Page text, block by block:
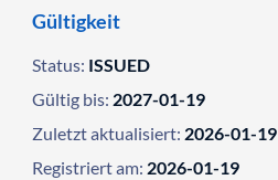
Gültigkeit
Status: ISSUED
Gültig bis: 2027-01-19
Zuletzt aktualisiert: 2026-01-19
Registriert am: 2026-01-19